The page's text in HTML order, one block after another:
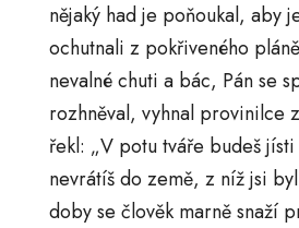
nějaký had je poňoukal, aby
ochutnali z pokřiveného
nevalné chuti a bác, Pán se
rozhněval, vyhnal provinilce
řekl: „V potu tváře budeš
nevrátíš do země, z níž jsi
doby se člověk marně snaží